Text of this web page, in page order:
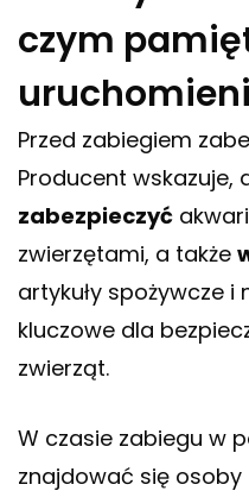
czym
Przed zabiegiem
Producent wskazuje,
zabezpieczyć
zwierzętami, a także
artykuły spożywcze i
kluczowe dla
zwierząt.
W czasie zabiegu w
znajdować się